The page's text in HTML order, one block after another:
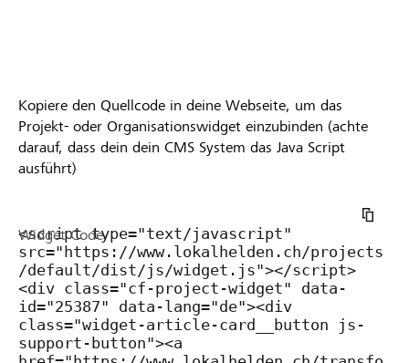
Kopiere den Quellcode in deine Webseite, um das
Projekt- oder Organisationswidget einzubinden (achte
darauf, dass dein dein CMS System das Java Script
ausführt)
Widget Code